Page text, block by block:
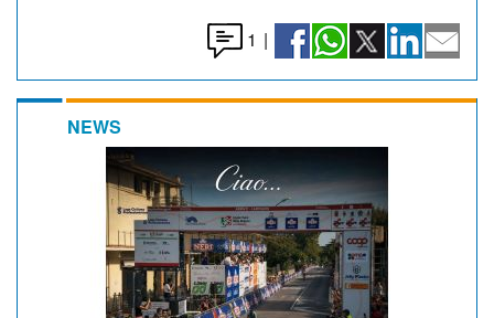
1 |
NEWS